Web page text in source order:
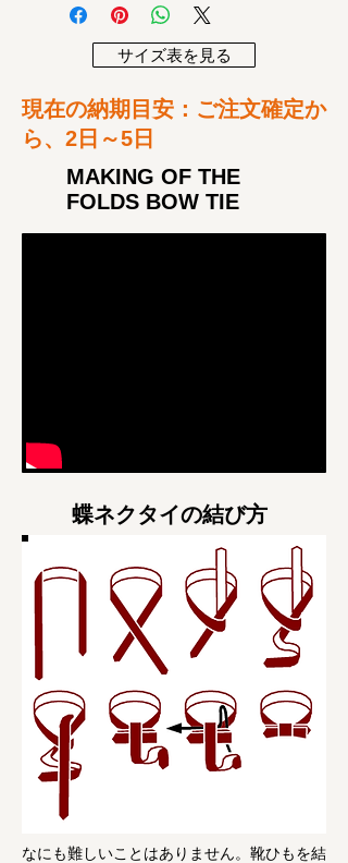
サイズ表を見る
​現在の納期目安：ご注文確定か
ら、2 日～5日
MAKING OF THE
FOLDS BOW TIE
​蝶ネクタイの結び方
なにも難しいことはありません。靴ひもを結